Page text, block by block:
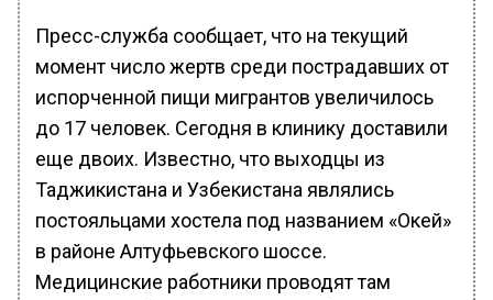
Пресс-служба сообщает, что на текущий
момент число жертв среди пострадавших от
испорченной пищи мигрантов увеличилось
до 17 человек. Сегодня в клинику доставили
еще двоих. Известно, что выходцы из
Таджикистана и Узбекистана являлись
постояльцами хостела под названием «Окей»
в районе Алтуфьевского шоссе.
Медицинские работники проводят там